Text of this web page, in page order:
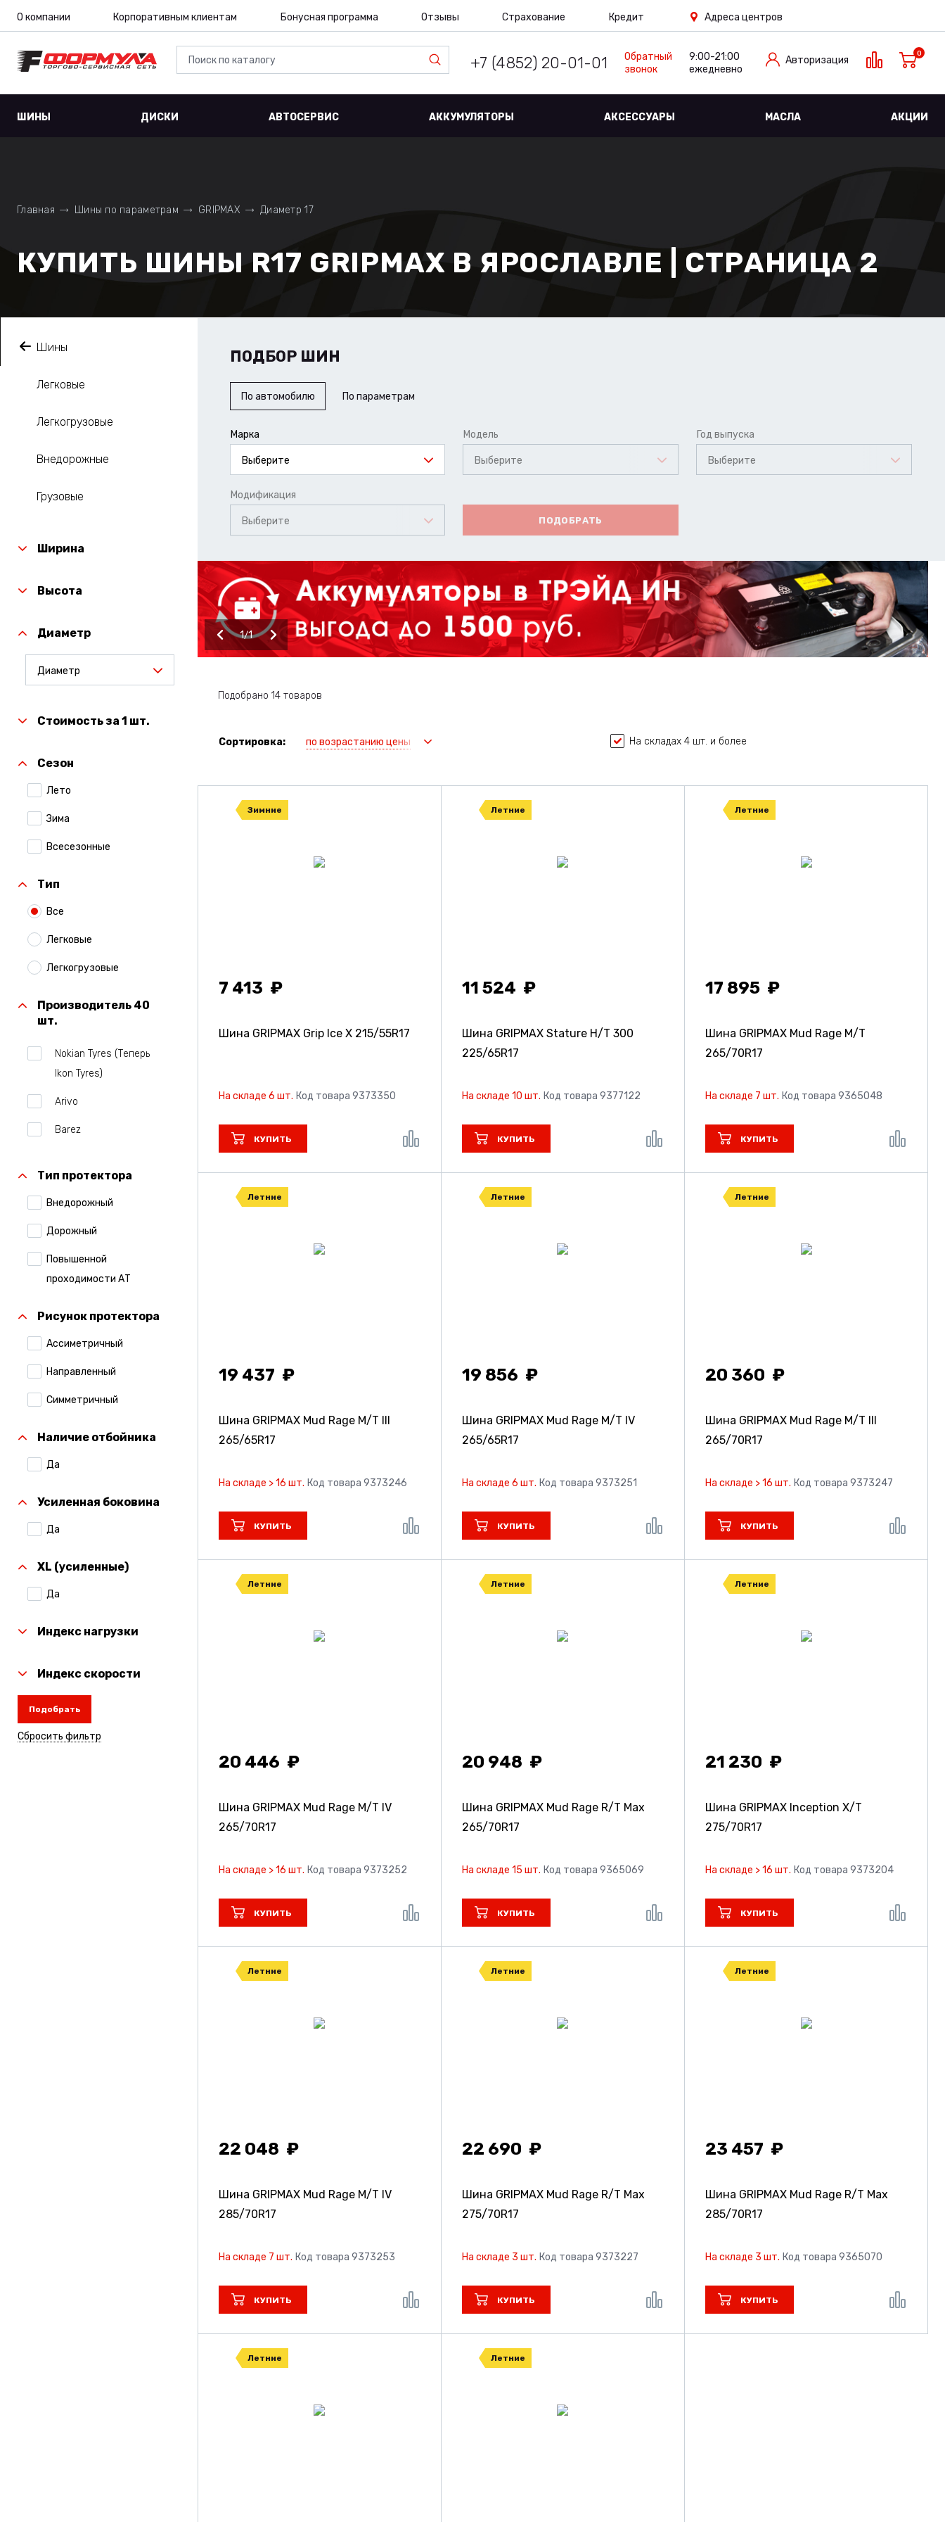
О компании Корпоративным клиентам Бонусная программа Отзывы Страхование Кредит Адреса центров
+7 (4852) 20-01-01
Обратный
звонок
9:00-21:00
ежедневно
Авторизация
0
ШИНЫ ДИСКИ АВТОСЕРВИС АККУМУЛЯТОРЫ АКСЕССУАРЫ МАСЛА АКЦИИ
Главная Шины по параметрам GRIPMAX Диаметр 17
КУПИТЬ ШИНЫ R17 GRIPMAX В ЯРОСЛАВЛЕ | СТРАНИЦА 2
Шины
Легковые
Легкогрузовые
Внедорожные
Грузовые
Ширина
Высота
Диаметр
Диаметр
Стоимость за 1 шт.
Сезон
Лето
Зима
Всесезонные
Тип
Все
Легковые
Легкогрузовые
Производитель 40
шт.
Nokian Tyres (Теперь
Ikon Tyres)
Arivo
Barez
Gislaved
Gripmax
Kumho
Laufenn
Linglong
Nitto
Rauffan
Тип протектора
Внедорожный
Дорожный
Повышенной
проходимости АТ
Рисунок протектора
Ассиметричный
Направленный
Симметричный
Наличие отбойника
Да
Усиленная боковина
Да
XL (усиленные)
Да
Индекс нагрузки
Индекс скорости
Подобрать
Сбросить фильтр
ПОДБОР ШИН
По автомобилю По параметрам
Марка
Выберите
Модель
Выберите
Год выпуска
Выберите
Модификация
Выберите ПОДОБРАТЬ
1 1
Подобрано 14 товаров
Сортировка: по возрастанию цены На складах 4 шт. и более
Зимние
7 413
Шина GRIPMAX Grip Ice X 215/55R17
На складе 6 шт. Код товара 9373350
КУПИТЬ
Летние
11 524
Шина GRIPMAX Stature H/T 300
225/65R17
На складе 10 шт. Код товара 9377122
КУПИТЬ
Летние
17 895
Шина GRIPMAX Mud Rage M/T
265/70R17
На складе 7 шт. Код товара 9365048
КУПИТЬ
Летние
19 437
Шина GRIPMAX Mud Rage M/T III
265/65R17
На складе > 16 шт. Код товара 9373246
КУПИТЬ
Летние
19 856
Шина GRIPMAX Mud Rage M/T IV
265/65R17
На складе 6 шт. Код товара 9373251
КУПИТЬ
Летние
20 360
Шина GRIPMAX Mud Rage M/T III
265/70R17
На складе > 16 шт. Код товара 9373247
КУПИТЬ
Летние
20 446
Шина GRIPMAX Mud Rage M/T IV
265/70R17
На складе > 16 шт. Код товара 9373252
КУПИТЬ
Летние
20 948
Шина GRIPMAX Mud Rage R/T Max
265/70R17
На складе 15 шт. Код товара 9365069
КУПИТЬ
Летние
21 230
Шина GRIPMAX Inception X/T
275/70R17
На складе > 16 шт. Код товара 9373204
КУПИТЬ
Летние
22 048
Шина GRIPMAX Mud Rage M/T IV
285/70R17
На складе 7 шт. Код товара 9373253
КУПИТЬ
Летние
22 690
Шина GRIPMAX Mud Rage R/T Max
275/70R17
На складе 3 шт. Код товара 9373227
КУПИТЬ
Летние
23 457
Шина GRIPMAX Mud Rage R/T Max
285/70R17
На складе 3 шт. Код товара 9365070
КУПИТЬ
Летние Летние